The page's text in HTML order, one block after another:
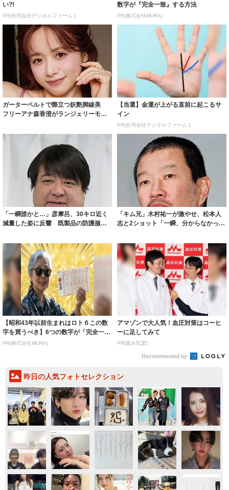
い?!
PR(合同会社デジタルファーム )
数字が『完全一致』する方法
PR(株式会社MURA)
ガーターベルトで際立つ妖艶脚線美
フリーアナ森香澄がランジェリーモデ
【当選】金運が上がる直前に起こるサ
イン
PR(合同会社デジタルファーム )
「一瞬誰かと…」彦摩呂、30キロ近く
減量した姿に反響 既製品の防護服が
「キム兄」木村祐一が激やせ、松本人
志と2ショット「一瞬、分からなかった
【昭和43年以前生まれはロト６この数
字を買うべき】6つの数字が「完全一
致」する方...
PR(株式会社MURA)
アマゾンで大人気！血圧対策はコーヒ
ーに足してみて
PR(森永乳業)
Recommended by
昨日の人気フォトセレクション